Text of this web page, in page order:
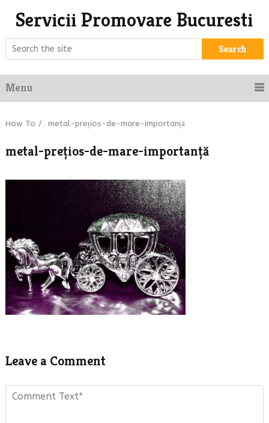
Servicii Promovare Bucuresti
Search
Menu
How To / metal-prețios-de-mare-importanță
metal-prețios-de-mare-importanță
Leave a Comment